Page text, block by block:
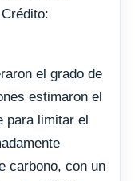
el grado de
estimaron el
para limitar el
carbono, con un